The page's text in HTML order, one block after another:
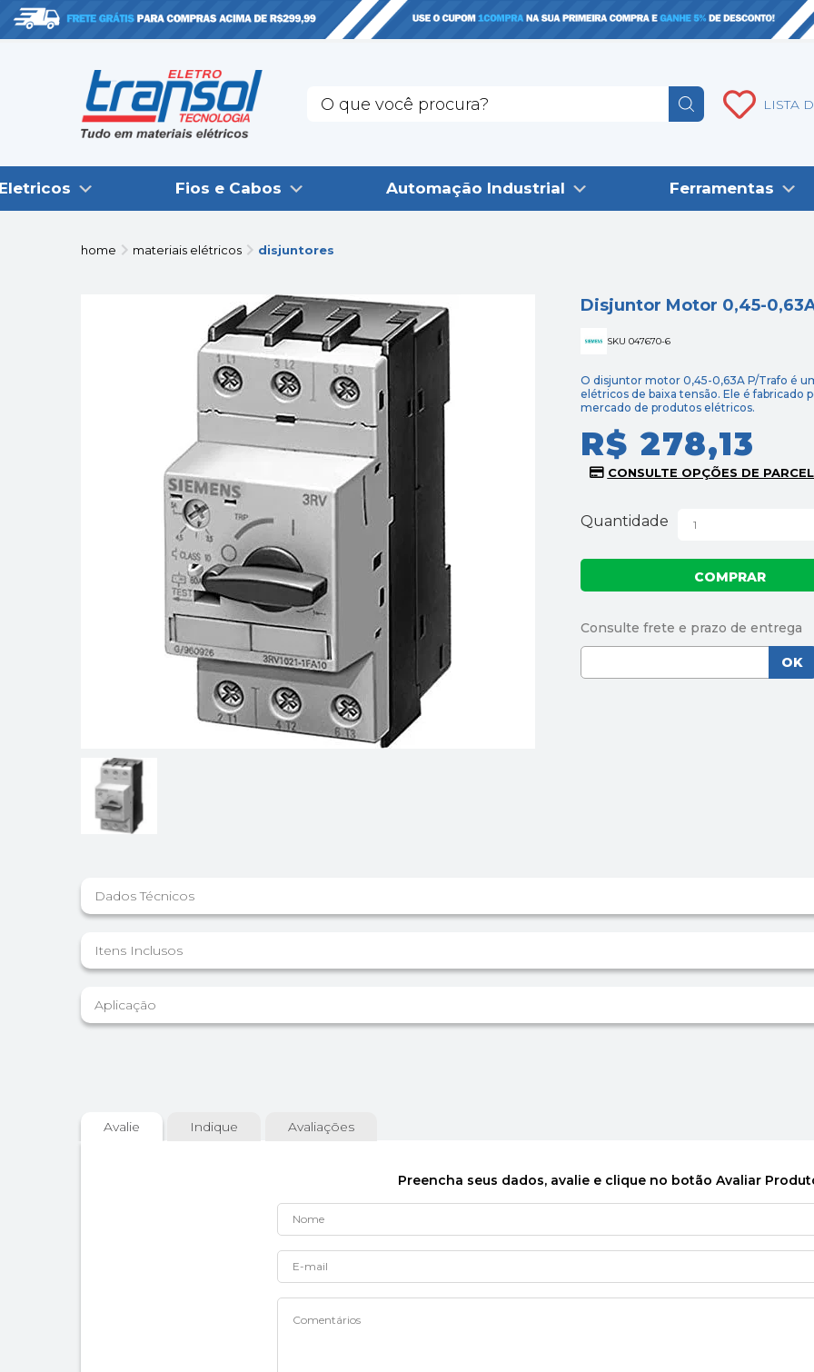
LISTA
Fios e Cabos Automação Industrial Ferramentas
home materiais elétricos disjuntores
Disjuntor Motor 0,45-
SKU 047670-6
O disjuntor motor 0,45-0,63A P/Trafo é
elétricos de baixa tensão. Ele é fabricado
mercado de produtos elétricos.
R$ 278,13
Quantidade
Dados Técnicos
Itens Inclusos
Aplicação
Avalie Indique Avaliações
Preencha seus dados, avalie e clique no botão Avaliar